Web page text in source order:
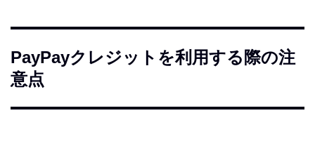
PayPayクレジットを利用する際の注
意点